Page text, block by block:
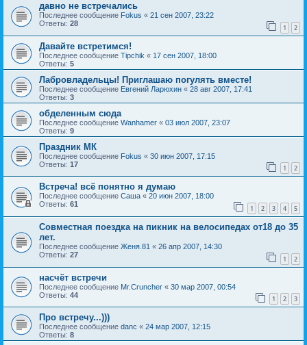
давно не встречались
Последнее сообщение Fokus « 21 сен 2007, 23:22
Ответы: 28 1 2
Давайте встретимся!
Последнее сообщение Tipchik « 17 сен 2007, 18:00
Ответы: 5
Лабровладельцы! Приглашаю погулять вместе!
Последнее сообщение Евгений Ларюхин « 28 авг 2007, 17:41
Ответы: 3
обделенным сюда
Последнее сообщение Wanhamer « 03 июл 2007, 23:07
Ответы: 9
Праздник МК
Последнее сообщение Fokus « 30 июн 2007, 17:15
Ответы: 17 1 2
Встреча! всё понятно я думаю
Последнее сообщение Саша « 20 июн 2007, 18:00
Ответы: 61 1 2 3 4 5
Совместная поездка на пикник на велосипедах от18 до 35
лет.
Последнее сообщение Женя.81 « 26 апр 2007, 14:30
Ответы: 27 1 2
насчёт встречи
Последнее сообщение Mr.Cruncher « 30 мар 2007, 00:54
Ответы: 44 1 2 3
Про встречу...)))
Последнее сообщение danc « 24 мар 2007, 12:15
Ответы: 8